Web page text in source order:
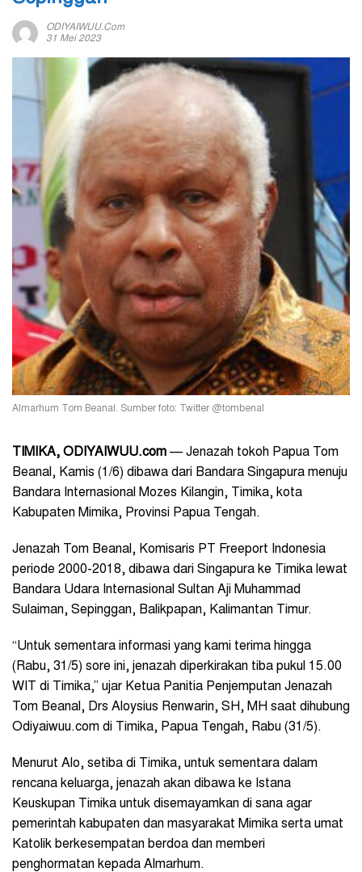
ODIYAIWUU.com
31 Mei 2023
Almarhum Tom Beanal. Sumber foto: Twitter @tombenal
TIMIKA, ODIYAIWUU.com — Jenazah tokoh Papua Tom
Beanal, Kamis (1/6) dibawa dari Bandara Singapura menuju
Bandara Internasional Mozes Kilangin, Timika, kota
Kabupaten Mimika, Provinsi Papua Tengah.
Jenazah Tom Beanal, Komisaris PT Freeport Indonesia
periode 2000-2018, dibawa dari Singapura ke Timika lewat
Bandara Udara Internasional Sultan Aji Muhammad
Sulaiman, Sepinggan, Balikpapan, Kalimantan Timur.
“Untuk sementara informasi yang kami terima hingga
(Rabu, 31/5) sore ini, jenazah diperkirakan tiba pukul 15.00
WIT di Timika,” ujar Ketua Panitia Penjemputan Jenazah
Tom Beanal, Drs Aloysius Renwarin, SH, MH saat dihubung
Odiyaiwuu.com di Timika, Papua Tengah, Rabu (31/5).
Menurut Alo, setiba di Timika, untuk sementara dalam
rencana keluarga, jenazah akan dibawa ke Istana
Keuskupan Timika untuk disemayamkan di sana agar
pemerintah kabupaten dan masyarakat Mimika serta umat
Katolik berkesempatan berdoa dan memberi
penghormatan kepada Almarhum.